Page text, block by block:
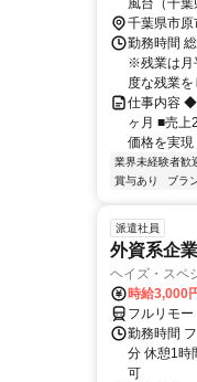
風台（千
千葉県市原
勤務時間
※残業は月
度な残業
仕事内容 ◆
ヶ月 ■売上
価格を実現
業界未経験者歓
賞与あり
ブラ
派遣社員
外資系企
ヘイズ・スペ
時給3,000
フルリモー
勤務時間
分 休憩1時
可